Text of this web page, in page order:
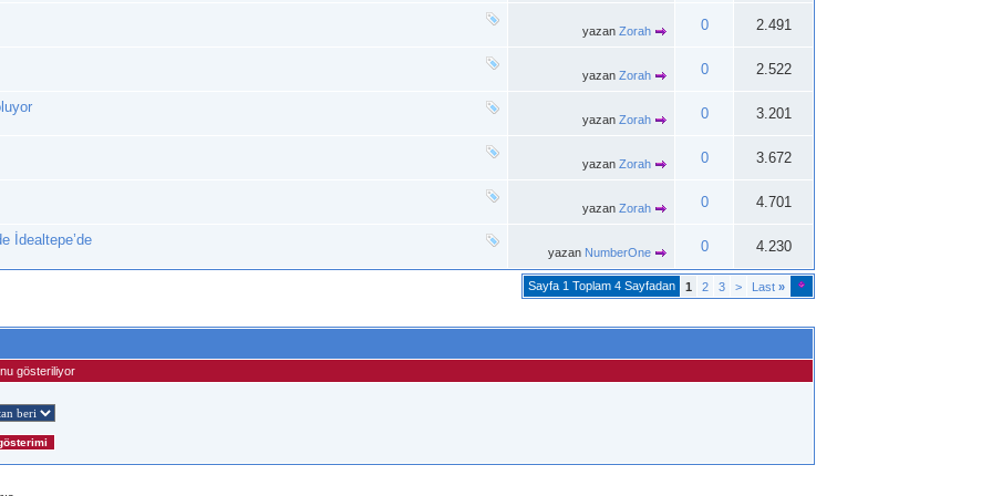
yazan Zorah 0 2.491
yazan Zorah 0 2.522
yazan Zorah 0 3.201
yazan Zorah 0 3.672
yazan Zorah 0 4.701
İdealtepe’de
yazan NumberOne 0 4.230
Sayfa 1 Toplam 4 Sayfadan 1 2 3 > Last »
gösteriliyor